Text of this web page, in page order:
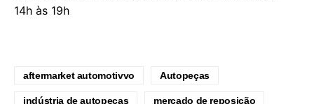
14h às 19h
aftermarket automotivvo Autopeças
indústria de autopeças mercado de reposição